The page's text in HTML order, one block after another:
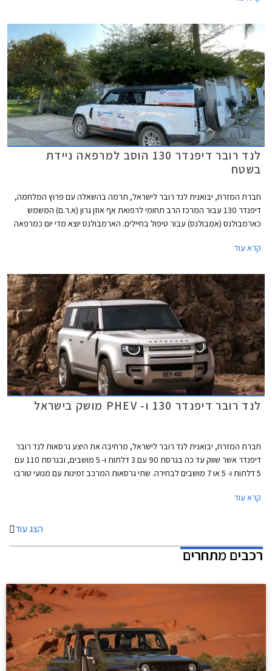
לנד רובר דיפנדר 130 הוסב למרפאה ניידת
בשטח
חברת המזרח, יבואנית לנד רובר לישראל, תרמה בהשאלה עם פרוץ המלחמה,
דיפנדר 130 עבור המרכז הרב תחומי לרפואת אף אוזן גרון (א.ר.ם) המשמש
כארמבולנס (אמבולנס) עבור טיפול בחיילים. הארמבולנס יוצא מדי יום כמרפאה
נייד וציוד רפואי - ופוגשים יחידות סדיר/מילואים ואזרחים להענקת טיפול בשטח.
קרא עוד
לנד רובר דיפנדר 130 ו- PHEV מושק בישראל
חברת המזרח, יבואנית לנד רובר לישראל, מרחיבה את היצע גרסאות לנד רובר
דיפנדר אשר שווק עד כה בגרסת 90 עם 3 דלתות ו- 5 מושבים, ובגרסת 110 עם
5 דלתות ו- 5 או 7 מושבים לבחירה. שתי גרסאות המרכב זמינות עם מנועי טורבו
קרא עוד
הצג עוד
רכבים מתחרים